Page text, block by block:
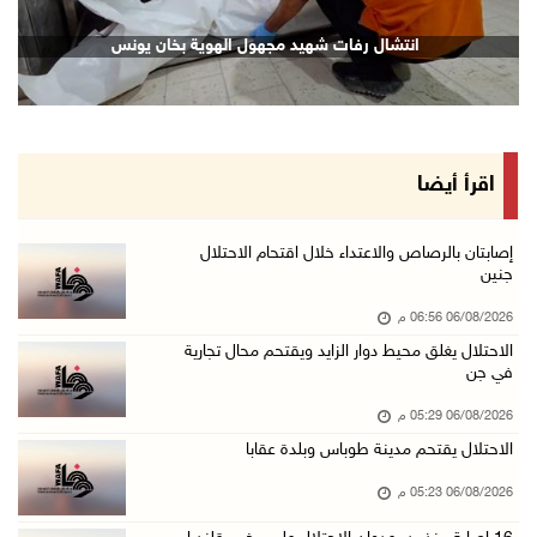
16 إصابة منذ بدء عدوان الاحتلال على مخيم قلند ...
06/آب/2026 04:26 م
إرهاب المستوطنين يضرب في خربة الطوبا
الخليلي تبحث مع النائب العام تعزيز الشراكة في ...
وزير العدل يبحث مع السفير التركي تعزيز التعاو ...
06/آب/2026 02:37 م
سلطة النقد: ارتفاع نسبة الشمول المالي في فلسط ...
انتشال رفات شهيد مجهول الهوية بخان يونس
اقرأ أيضا
إصابتان بالرصاص والاعتداء خلال اقتحام الاحتلال
جنين
06/08/2026 06:56 م
الاحتلال يغلق محيط دوار الزايد ويقتحم محال تجارية
في جن
06/08/2026 05:29 م
الاحتلال يقتحم مدينة طوباس وبلدة عقابا
06/08/2026 05:23 م